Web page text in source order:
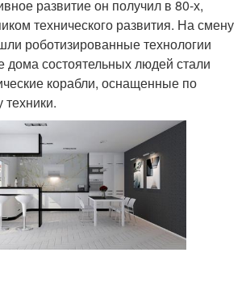
развитие он получил в 80-х,
технического развития. На смену
роботизированные технологии
состоятельных людей стали
корабли, оснащенные по